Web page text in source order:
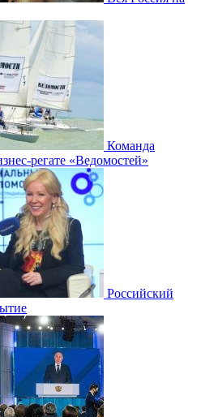
Команда
регате «Ведомостей»
Российский